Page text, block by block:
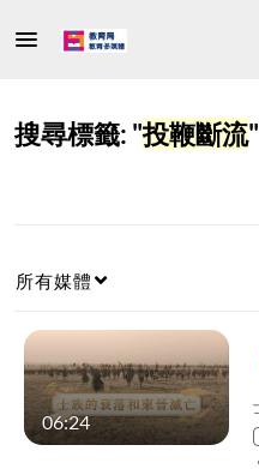
搜尋標籤: "投鞭斷流"
所有媒體
06:24